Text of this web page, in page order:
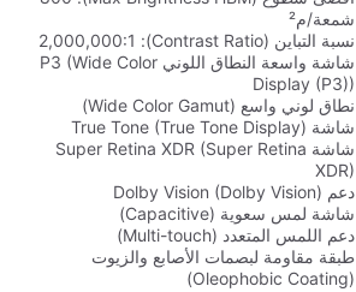
شمعة/م²
نسبة التباين (Contrast Ratio): 2,000,000:1
شاشة واسعة النطاق اللوني P3 (Wide Color
Display (P3))
نطاق لوني واسع (Wide Color Gamut)
شاشة True Tone (True Tone Display)
شاشة Super Retina XDR (Super Retina
XDR)
دعم Dolby Vision (Dolby Vision)
شاشة لمس سعوية (Capacitive)
دعم اللمس المتعدد (Multi-touch)
طبقة مقاومة لبصمات الأصابع والزيوت
(Oleophobic Coating)